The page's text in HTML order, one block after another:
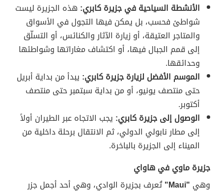
الأنشطة السياحية في جزيرة كابري: هذه الجزيرة ليست
شواطئ فحسب، بل يمكن فيها التجول في الأسواق
والمتاجر العتيقة، أو زيارة الآثار والكنائس، أو التسلّق
إلى قمم الجبال فيها، أو اكتشاف مغاراتها وشواطئها
وحدائقها.
الموسم الأفضل لزيارة جزيرة كابري: يبدأ من بداية أبريل
حتى منتصف يونيو، أو من بداية سبتمبر حتى منتصف
أكتوبر.
الوصول إلى جزيرة كابري: يجب الاتجاه عبر الطيران أولاً
إلى مطار نابولي الدولي، ثم الانتقال برحلة داخلية من
الميناء إلى الجزيرة بالباخرة.
جزيرة ماوي في هاواي
وهي "Maui"
تُعرف بجزيرة الوادي، وهي أحد أجمل جزر